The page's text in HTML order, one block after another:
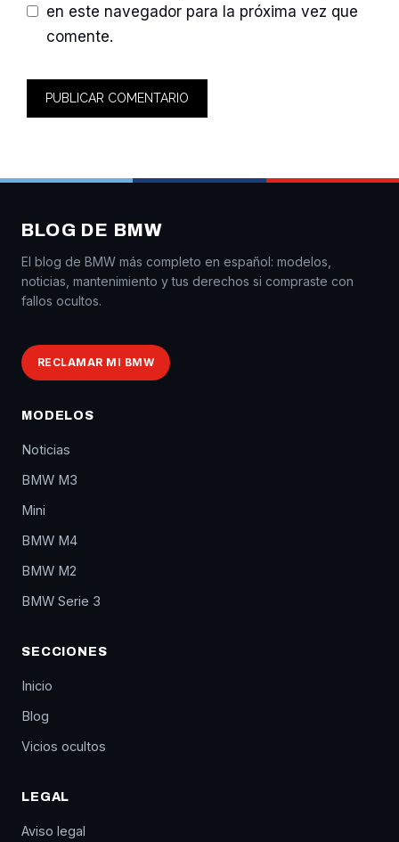
en este navegador para la próxima vez que
comente.
BLOG DE BMW
El blog de BMW más completo en español: modelos,
noticias, mantenimiento y tus derechos si compraste con
fallos ocultos.
RECLAMAR MI BMW
MODELOS
Noticias
BMW M3
Mini
BMW M4
BMW M2
BMW Serie 3
SECCIONES
Inicio
Blog
Vicios ocultos
LEGAL
Aviso legal